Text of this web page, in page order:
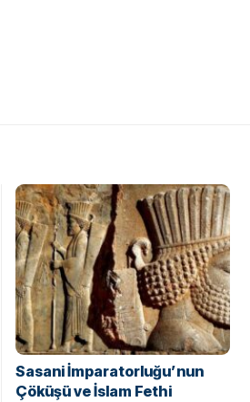
Sasani İmparatorluğu’nun
Çöküşü ve İslam Fethi